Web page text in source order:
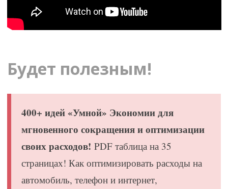
Будет полезным!
400+ идей «Умной» Экономии для
мгновенного сокращения и оптимизации
своих расходов! PDF таблица на 35
страницах! Как оптимизировать расходы на
автомобиль, телефон и интернет,